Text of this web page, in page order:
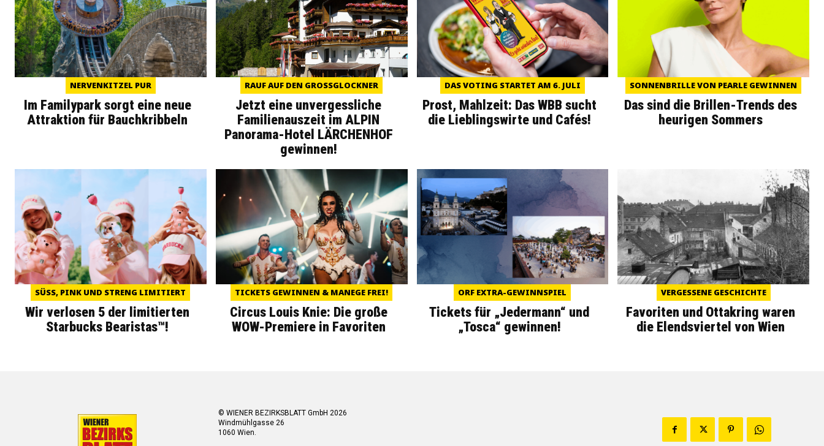
NERVENKITZEL PUR
Im Familypark sorgt eine neue
Attraktion für Bauchkribbeln
RAUF AUF DEN GROSSGLOCKNER
Jetzt eine unvergessliche
Familienauszeit im ALPIN
Panorama-Hotel LÄRCHENHOF
gewinnen!
DAS VOTING STARTET AM 6. JULI
Prost, Mahlzeit: Das WBB sucht
die Lieblingswirte und Cafés!
SONNENBRILLE VON PEARLE GEWINNEN
Das sind die Brillen-Trends des
heurigen Sommers
SÜSS, PINK UND STRENG LIMITIERT
Wir verlosen 5 der limitierten
Starbucks Bearistas™!
TICKETS GEWINNEN & MANEGE FREI!
Circus Louis Knie: Die große
WOW-Premiere in Favoriten
ORF EXTRA-GEWINNSPIEL
Tickets für „Jedermann“ und
„Tosca“ gewinnen!
VERGESSENE GESCHICHTE
Favoriten und Ottakring waren
die Elendsviertel von Wien
© WIENER BEZIRKSBLATT GmbH 2026
Windmühlgasse 26
1060 Wien.